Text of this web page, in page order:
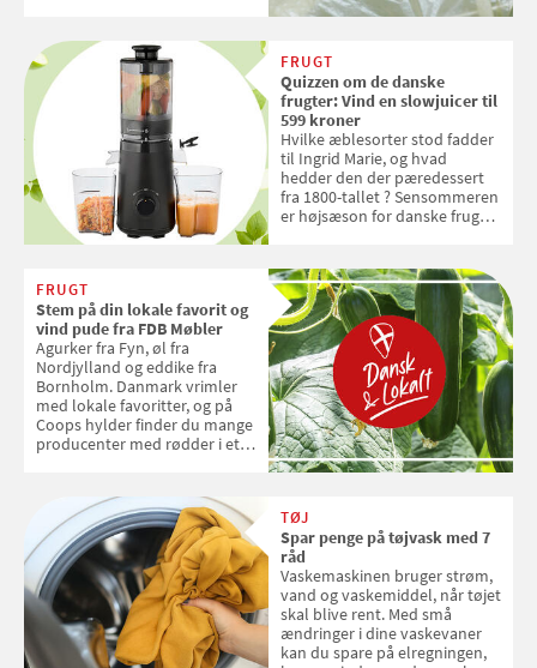
FRUGT
Quizzen om de danske
frugter: Vind en slowjuicer til
599 kroner
Hvilke æblesorter stod fadder
til Ingrid Marie, og hvad
hedder den der pæredessert
fra 1800-tallet ? Sensommeren
er højsæson for danske fruger,
favoritter. Det fejrer Samvirke
med en quiz om alt det danske
frugt, vi elsker. Konkurrencen
slutter fredag d. 18. september
2026
FRUGT
Stem på din lokale favorit og
vind pude fra FDB Møbler
Agurker fra Fyn, øl fra
Nordjylland og eddike fra
Bornholm. Danmark vrimler
med lokale favoritter, og på
Coops hylder finder du mange
producenter med rødder i et
favorit og vinde en pude fra
FDB Møbler til en værdi af 599
kroner
TØJ
Spar penge på tøjvask med 7
råd
Vaskemaskinen bruger strøm,
vand og vaskemiddel, når tøjet
skal blive rent. Med små
ændringer i dine vaskevaner
kan du spare på elregningen,